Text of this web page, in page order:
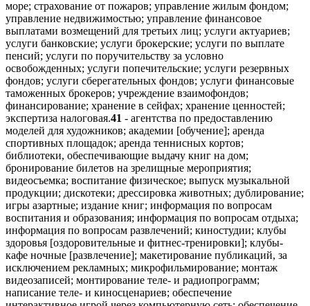
море; страхование от пожаров; управление жилым фондом;
управление недвижимостью; управление финансовое
выплатами возмещений для третьих лиц; услуги актуариев;
услуги банковские; услуги брокерские; услуги по выплате
пенсий; услуги по поручительству за условно
освобожденных; услуги попечительские; услуги резервных
фондов; услуги сберегательных фондов; услуги финансовые
таможенных брокеров; учреждение взаимофондов;
финансирование; хранение в сейфах; хранение ценностей;
экспертиза налоговая.41 - агентства по предоставлению
моделей для художников; академии [обучение]; аренда
спортивных площадок; аренда теннисных кортов;
библиотеки, обеспечивающие выдачу книг на дом;
бронирование билетов на зрелищные мероприятия;
видеосъемка; воспитание физическое; выпуск музыкальной
продукции; дискотеки; дрессировка животных; дублирование;
игры азартные; издание книг; информация по вопросам
воспитания и образования; информация по вопросам отдыха;
информация по вопросам развлечений; киностудии; клубы
здоровья [оздоровительные и фитнес-тренировки]; клубы-
кафе ночные [развлечение]; макетирование публикаций, за
исключением рекламных; микрофильмирование; монтаж
видеозаписей; монтирование теле- и радиопрограмм;
написание теле- и киносценариев; обеспечение